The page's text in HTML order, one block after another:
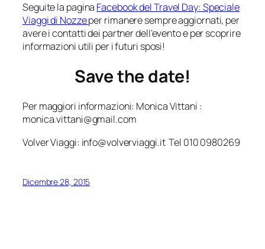
Seguite la pagina Facebook del Travel Day: Speciale
Viaggi di Nozzeper rimanere sempre aggiornati, per
avere i contatti dei partner dell’evento e per scoprire
informazioni utili per i futuri sposi!
Save the date!
Per maggiori informazioni: Monica Vittani :
monica.vittani@gmail.com
Volver Viaggi: info@volverviaggi.it Tel 010 0980269
Dicembre 28, 2015